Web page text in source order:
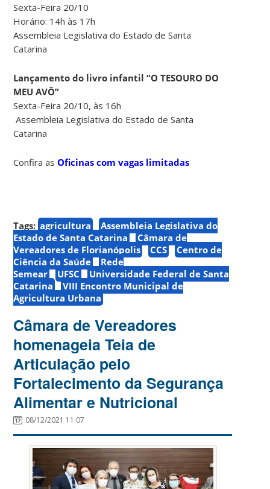
Sexta-Feira 20/10
Horário: 14h às 17h
Assembleia Legislativa do Estado de Santa
Catarina
Lançamento do livro infantil “O TESOURO DO
MEU AVÔ”
Sexta-Feira 20/10, às 16h
Assembleia Legislativa do Estado de Santa
Catarina
Confira asOficinas com vagas limitadas
Tags: agricultura
Assembleia Legislativa do
Estado de Santa Catarina
Câmara de
Vereadores de Florianópolis
CCS
Centro de
Ciência da Saúde
Rede
Semear
UFSC
Universidade Federal de Santa
Catarina
VIII Encontro Municipal de
Agricultura Urbana
Câmara de Vereadores
homenageia Teia de
Articulação pelo
Fortalecimento da Segurança
Alimentar e Nutricional
08/12/2021 11:07